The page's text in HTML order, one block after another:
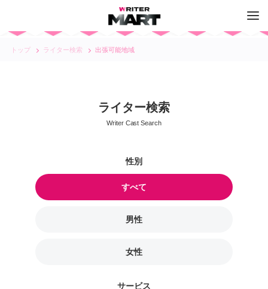
トップ ライター検索 出張可能地域
ライター検索
Writer Cast Search
すべて
男性
女性